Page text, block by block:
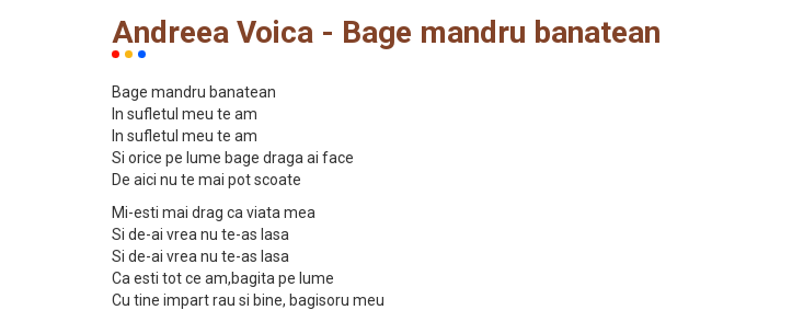
Andreea Voica - Bage mandru banatean
Bage mandru banatean
In sufletul meu te am
In sufletul meu te am
Si orice pe lume bage draga ai face
De aici nu te mai pot scoate
Mi-esti mai drag ca viata mea
Si de-ai vrea nu te-as lasa
Si de-ai vrea nu te-as lasa
Ca esti tot ce am,bagita pe lume
Cu tine impart rau si bine, bagisoru meu